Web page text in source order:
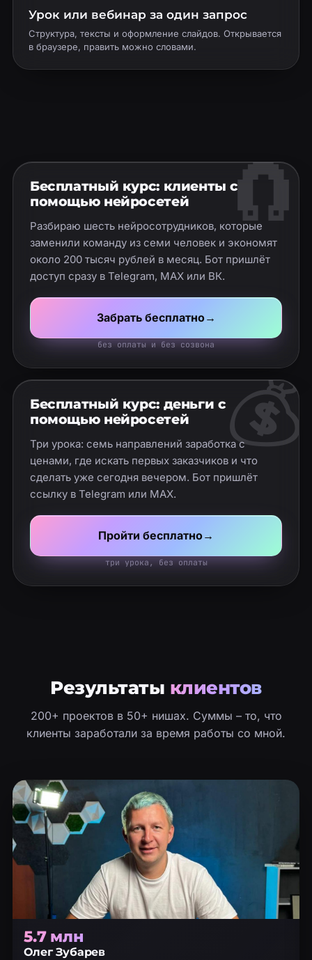
Урок или вебинар за один запрос
Структура, тексты и оформление слайдов. Открывается
в браузере, править можно словами.
🧲
Бесплатный курс: клиенты с
помощью нейросетей
Разбираю шесть нейросотрудников, которые
заменили команду из семи человек и экономят
около 200 тысяч рублей в месяц. Бот пришлёт
доступ сразу в Telegram, MAX или ВК.
Забрать бесплатно→
без оплаты и без созвона
💰
Бесплатный курс: деньги с
помощью нейросетей
Три урока: семь направлений заработка с
ценами, где искать первых заказчиков и что
сделать уже сегодня вечером. Бот пришлёт
ссылку в Telegram или MAX.
Пройти бесплатно→
три урока, без оплаты
Результаты клиентов
200+ проектов в 50+ нишах. Суммы – то, что
клиенты заработали за время работы со мной.
5.7 млн
Олег Зубарев